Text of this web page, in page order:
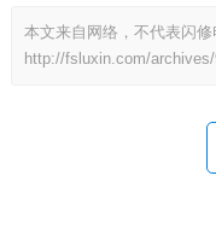
本文来自网络，不代表闪
http://fsluxin.com/